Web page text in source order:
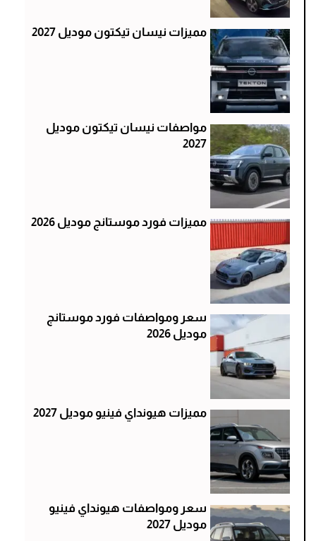
مميزات نيسان تيكتون موديل 2027
مواصفات نيسان تيكتون موديل
2027
مميزات فورد موستانج موديل 2026
سعر ومواصفات فورد موستانج
موديل 2026
مميزات هيونداي فينيو موديل 2027
سعر ومواصفات هيونداي فينيو
موديل 2027